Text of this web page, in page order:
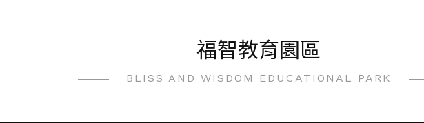
福智教育園區
BLISS AND WISDOM EDUCATIONAL PARK